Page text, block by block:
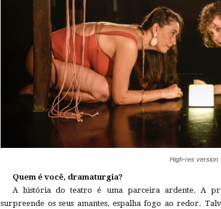
High-res version
Quem é você, dramaturgia?
A história do teatro é uma parceira ardente. A
surpreende os seus amantes, espalha fogo ao redor.